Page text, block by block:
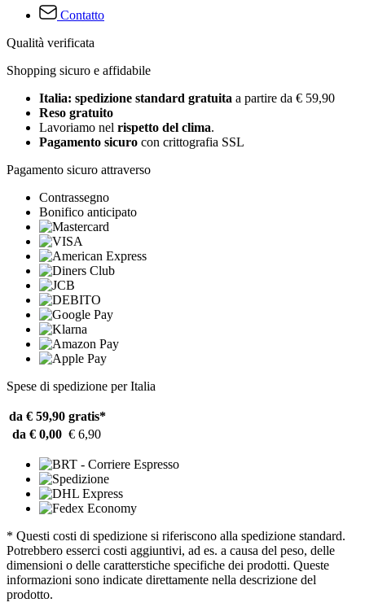
Contatto
Qualità verificata
Shopping sicuro e affidabile
Italia: spedizione standard gratuita a partire da € 59,90
Reso gratuito
Lavoriamo nel rispetto del clima.
Pagamento sicuro con crittografia SSL
Pagamento sicuro attraverso
Contrassegno
Bonifico anticipato
Spese di spedizione per Italia
da € 59,90 gratis*
da € 0,00 € 6,90
* Questi costi di spedizione si riferiscono alla spedizione standard.
Potrebbero esserci costi aggiuntivi, ad es. a causa del peso, delle
dimensioni o delle caratterstiche specifiche dei prodotti. Queste
informazioni sono indicate direttamente nella descrizione del
prodotto.